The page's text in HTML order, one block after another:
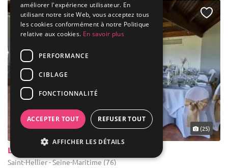
... 29 km (25)
Le Clos Belle Vue
Saint-Hellier - Seine-Maritime (76)
améliorer l'expérience utilisateur. En
utilisant notre site Web, vous acceptez tous
les cookies conformément à notre Politique
relative aux cookies. En savoir plus
PERFORMANCE
CIBLAGE
FONCTIONNALITÉ
ACCEPTER TOUT REFUSER TOUT
AFFICHER LES DÉTAILS